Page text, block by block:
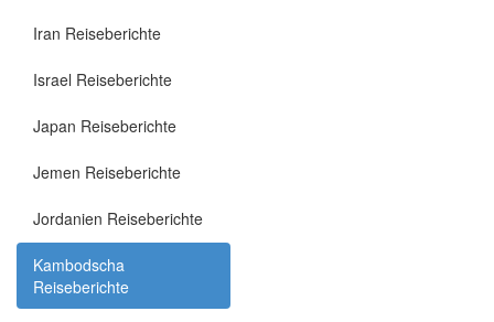
Iran Reiseberichte
Israel Reiseberichte
Japan Reiseberichte
Jemen Reiseberichte
Jordanien Reiseberichte
Kambodscha
Reiseberichte